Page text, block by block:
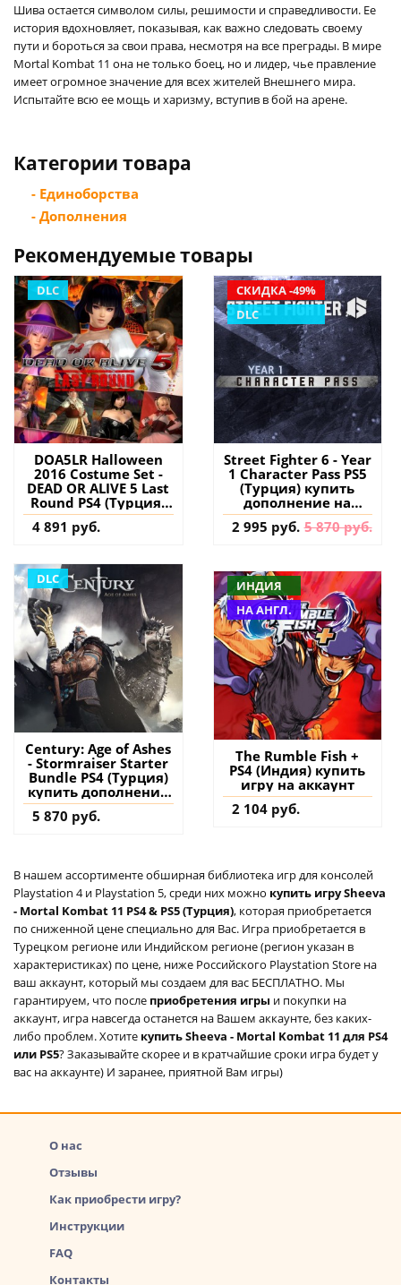
Шива остается символом силы, решимости и справедливости. Ее
история вдохновляет, показывая, как важно следовать своему
пути и бороться за свои права, несмотря на все преграды. В мире
Mortal Kombat 11 она не только боец, но и лидер, чье правление
имеет огромное значение для всех жителей Внешнего мира.
Испытайте всю ее мощь и харизму, вступив в бой на арене.
Категории товара
- Единоборства
- Дополнения
Рекомендуемые товары
DLC
DOA5LR Halloween
2016 Costume Set -
DEAD OR ALIVE 5 Last
Round PS4 (Турция)
купить дополнение
на аккаунт
4 891 руб.
СКИДКА -49%
DLC
Street Fighter 6 - Year
1 Character Pass PS5
(Турция) купить
дополнение на
аккаунт
2 995 руб. 5 870 руб.
DLC
Century: Age of Ashes
- Stormraiser Starter
Bundle PS4 (Турция)
купить дополнение
на аккаунт
5 870 руб.
ИНДИЯ
НА АНГЛ.
The Rumble Fish +
PS4 (Индия) купить
игру на аккаунт
2 104 руб.
В нашем ассортименте обширная библиотека игр для консолей
Playstation 4 и Playstation 5, среди них можно купить игру Sheeva
- Mortal Kombat 11 PS4 & PS5 (Турция), которая приобретается
по сниженной цене специально для Вас. Игра приобретается в
Турецком регионе или Индийском регионе (регион указан в
характеристиках) по цене, ниже Российского Playstation Store на
ваш аккаунт, который мы создаем для вас БЕСПЛАТНО. Мы
гарантируем, что после приобретения игры и покупки на
аккаунт, игра навсегда останется на Вашем аккаунте, без каких-
либо проблем. Хотите купить Sheeva - Mortal Kombat 11 для PS4
или PS5? Заказывайте скорее и в кратчайшие сроки игра будет у
вас на аккаунте) И заранее, приятной Вам игры)
О нас
Отзывы
Как приобрести игру?
Инструкции
FAQ
Контакты